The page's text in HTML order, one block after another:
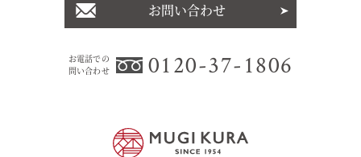
お電話での
問い合わせ
0120-37-1806
お問い合わせ